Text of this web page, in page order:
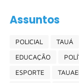
Assuntos
POLICIAL TAUÁ
EDUCAÇÃO
ESPORTE